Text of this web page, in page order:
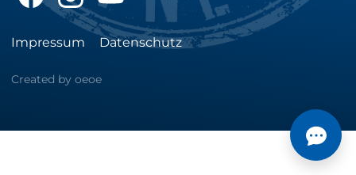
Impressum Datenschutz
Created by oeoe